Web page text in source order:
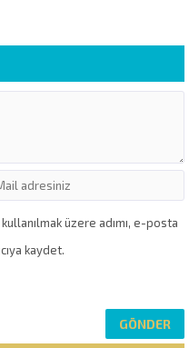
üzere adımı, e-posta
kaydet.